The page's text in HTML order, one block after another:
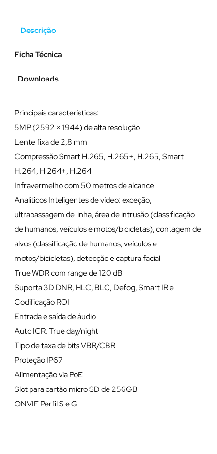
Descrição
Ficha Técnica
Downloads
Principais características:
5MP (2592 × 1944) de alta resolução
Lente fixa de 2,8 mm
Compressão Smart H.265, H.265+, H.265, Smart
H.264, H.264+, H.264
Infravermelho com 50 metros de alcance
Analíticos Inteligentes de vídeo: exceção,
ultrapassagem de linha, área de intrusão (classificação
de humanos, veículos e motos/bicicletas), contagem de
alvos (classificação de humanos, veículos e
motos/bicicletas), detecção e captura facial
True WDR com range de 120 dB
Suporta 3D DNR, HLC, BLC, Defog, Smart IR e
Codificação ROI
Entrada e saída de áudio
Auto ICR, True day/night
Tipo de taxa de bits VBR/CBR
Proteção IP67
Alimentação via PoE
Slot para cartão micro SD de 256GB
ONVIF Perfil S e G